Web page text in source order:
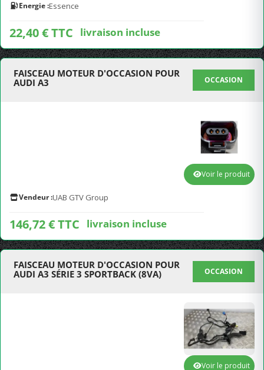
Energie :Essence
22,40 € TTC livraison incluse
FAISCEAU MOTEUR D'OCCASION POUR
AUDI A3
OCCASION
Vendeur :UAB GTV Group
146,72 € TTC livraison incluse
Voir le produit
FAISCEAU MOTEUR D'OCCASION POUR
AUDI A3 SÉRIE 3 SPORTBACK (8VA)
OCCASION
Voir le produit